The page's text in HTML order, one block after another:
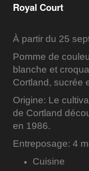
Royal Court
À partir du 25
Pomme de
blanche et
Cortland, sucrée
Origine: Le
de Cortland
en 1986.
Entreposage: 4
Cuisine